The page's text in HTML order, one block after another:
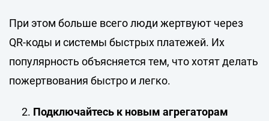
При этом больше всего люди жертвуют через
QR-коды и системы быстрых платежей. Их
популярность объясняется тем, что хотят делать
пожертвования быстро и легко.
Подключайтесь к новым агрегаторам